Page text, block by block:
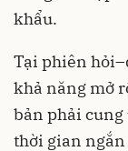
khẩu.
Tại phiên
khả năng mở
bản phải
thời gian